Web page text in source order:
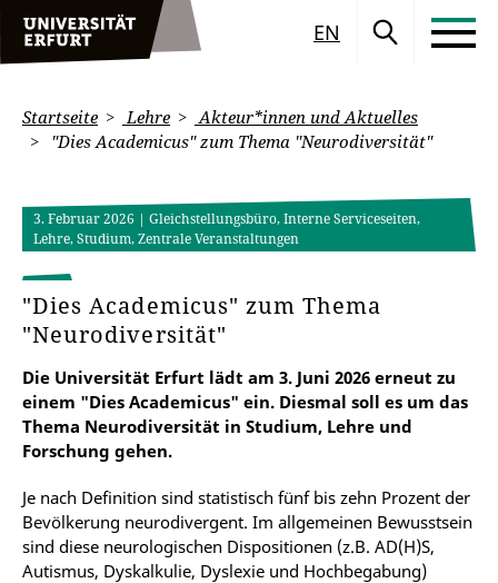
EN
Startseite Lehre
Akteur*innen und Aktuelles
"Dies Academicus" zum Thema "Neurodiversität"
3. Februar 2026 | Gleichstellungsbüro, Interne Serviceseiten,
Lehre, Studium, Zentrale Veranstaltungen
"Dies Academicus" zum Thema
"Neurodiversität"
Die Universität Erfurt lädt am 3. Juni 2026 erneut zu
einem "Dies Academicus" ein. Diesmal soll es um das
Thema Neurodiversität in Studium, Lehre und
Forschung gehen.
Je nach Definition sind statistisch fünf bis zehn Prozent der
Bevölkerung neurodivergent. Im allgemeinen Bewusstsein
sind diese neurologischen Dispositionen (z.B. AD(H)S,
Autismus, Dyskalkulie, Dyslexie und Hochbegabung)